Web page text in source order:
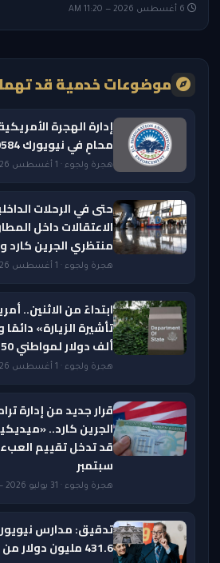
موضوعات خدمية قد
إدارة الهجرة
محامٍ في نيويورك 470584 دولاراً
هجرة ولجوء · 1 أغسطس 2026 — 7:10 PM
الاعتقالات داخل
منتظري الجرين كارد
هجرة ولجوء · 1 أغسطس 2026 — 12:51 PM
ابتداءً من الاثنين..
ألف دولار لمواطني 50 دولة
هجرة ولجوء · 1 أغسطس 2026 — 9:23 AM
قرار جديد من إدارة
الجرين كارد..
سبتمبر
هجرة ولجوء · 31 يوليو 2026 — 8:19 AM
تدقيق: مدارس
431.6 مليون دولار من «ميديكيد